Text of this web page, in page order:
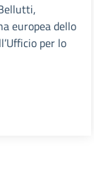
europea dello
per lo